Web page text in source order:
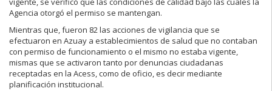
Agencia otorgó el permiso se mantengan.
Mientras que, fueron 82 las acciones de vigilancia que se
efectuaron en Azuay a establecimientos de salud que no contaban
con permiso de funcionamiento o el mismo no estaba vigente,
mismas que se activaron tanto por denuncias ciudadanas
receptadas en la Acess, como de oficio, es decir mediante
planificación institucional.